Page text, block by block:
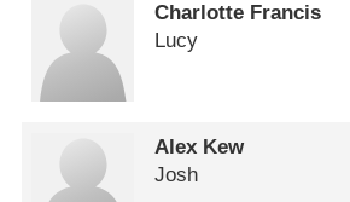
Charlotte Francis
Lucy
Alex Kew
Josh